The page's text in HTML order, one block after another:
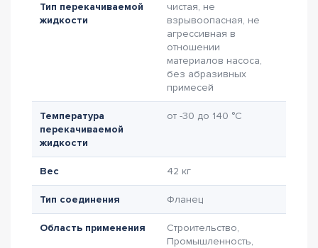
Тип перекачиваемой
жидкости
чистая, не
взрывоопасная, не
агрессивная в
отношении
материалов насоса,
без абразивных
примесей
Температура
перекачиваемой
жидкости
от -30 до 140 °C
Вес 42 кг
Тип соединения Фланец
Область применения
Строительство,
Промышленность,